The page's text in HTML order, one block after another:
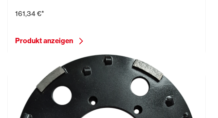
161,34 €*
Produkt anzeigen